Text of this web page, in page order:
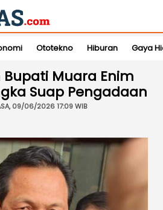
Ototekno Hiburan Gaya
Bupati Muara Enim
Suap Pengadaan
09/06/2026 17:09 WIB